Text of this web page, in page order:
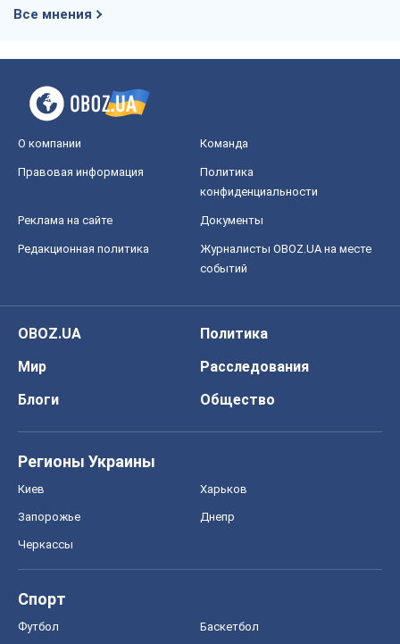
Все мнения
О компании Команда
Правовая информация
Политика
конфиденциальности
Реклама на сайте Документы
Редакционная политика
Журналисты OBOZ.UA на месте
событий
OBOZ.UA
Политика
Мир
Расследования
Блоги
Общество
Регионы Украины
Киев Харьков
Запорожье Днепр
Черкассы
Спорт
Футбол Баскетбол